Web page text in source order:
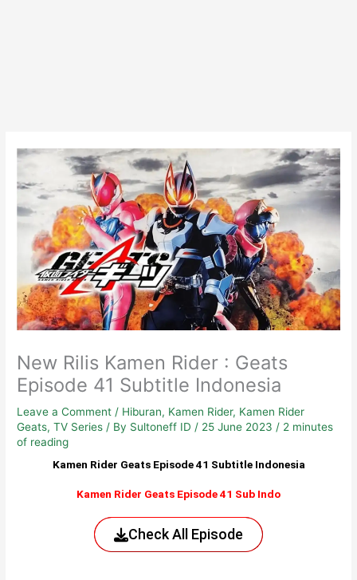
New Rilis Kamen Rider : Geats
Episode 41 Subtitle Indonesia
Leave a Comment / Hiburan, Kamen Rider, Kamen Rider
Geats,TV Series / By Sultoneff ID/ 25 June 2023/ 2 minutes
of reading
Kamen Rider Geats Episode 41 Subtitle Indonesia
Kamen Rider Geats Episode 41 Sub Indo
Check All Episode